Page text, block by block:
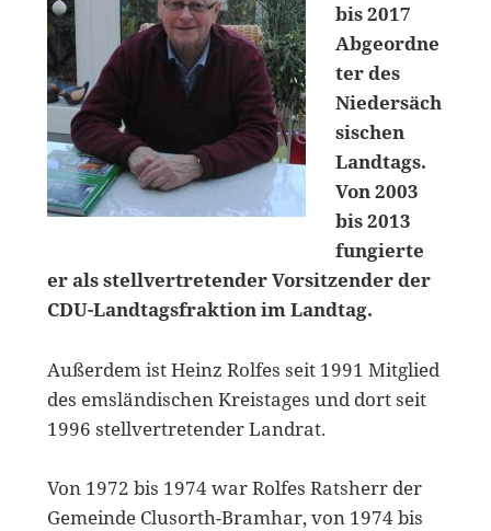
bis 2017
Abgeordne
ter des
Niedersäch
sischen
Landtags.
Von 2003
bis 2013
fungierte
er als stellvertretender Vorsitzender der
CDU-Landtagsfraktion im Landtag.
Außerdem ist Heinz Rolfes seit 1991 Mitglied
des emsländischen Kreistages und dort seit
1996 stellvertretender Landrat.
Von 1972 bis 1974 war Rolfes Ratsherr der
Gemeinde Clusorth-Bramhar, von 1974 bis